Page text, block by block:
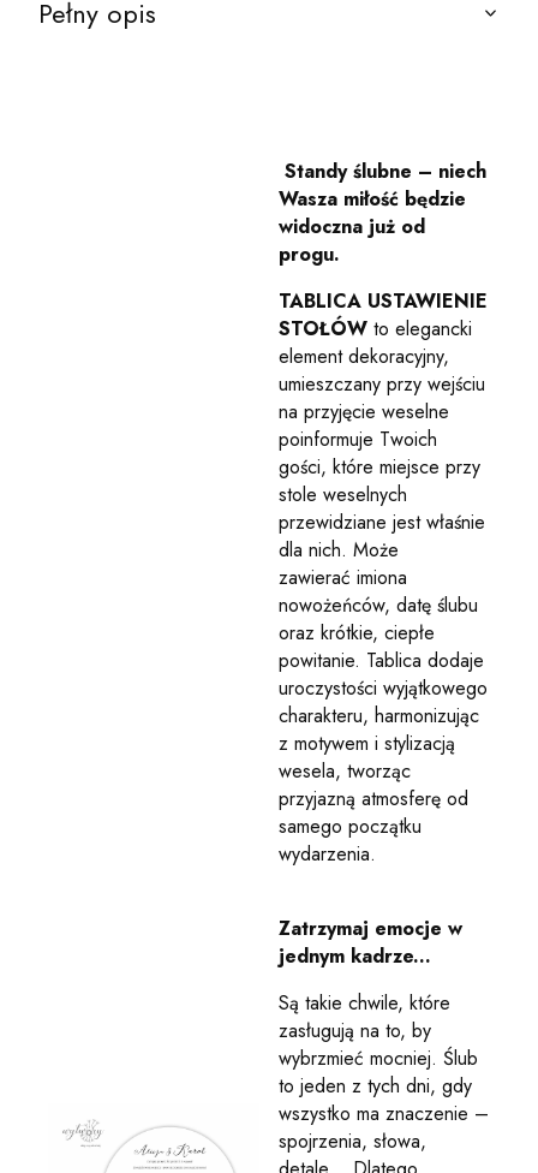
Pełny opis
Standy ślubne – niech
Wasza miłość będzie
widoczna już od
progu.
TABLICA USTAWIENIE
STOŁÓW to elegancki
element dekoracyjny,
umieszczany przy wejściu
na przyjęcie weselne
poinformuje Twoich
gości, które miejsce przy
stole weselnych
przewidziane jest właśnie
dla nich. Może
zawierać imiona
nowożeńców, datę ślubu
oraz krótkie, ciepłe
powitanie. Tablica dodaje
uroczystości wyjątkowego
charakteru, harmonizując
z motywem i stylizacją
wesela, tworząc
przyjazną atmosferę od
samego początku
wydarzenia.
Zatrzymaj emocje w
jednym kadrze...
Są takie chwile, które
zasługują na to, by
wybrzmieć mocniej. Ślub
to jeden z tych dni, gdy
wszystko ma znaczenie –
spojrzenia, słowa,